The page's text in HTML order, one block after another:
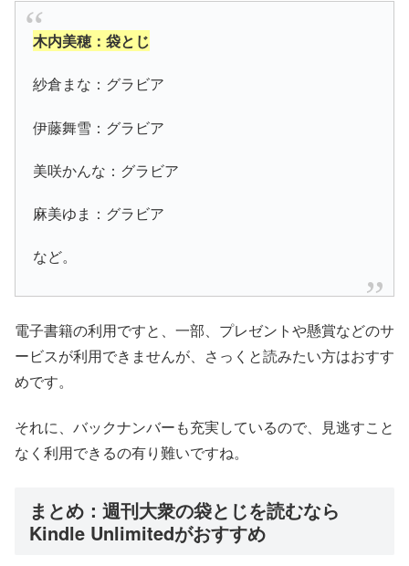
木内美穂：袋とじ
紗倉まな：グラビア
伊藤舞雪：グラビア
美咲かんな：グラビア
麻美ゆま：グラビア
など。
電子書籍の利用ですと、一部、プレゼントや懸賞などのサ
ービスが利用できませんが、さっくと読みたい方はおすす
めです。
それに、バックナンバーも充実しているので、見逃すこと
なく利用できるの有り難いですね。
まとめ：週刊大衆の袋とじを読むなら
Kindle Unlimitedがおすすめ